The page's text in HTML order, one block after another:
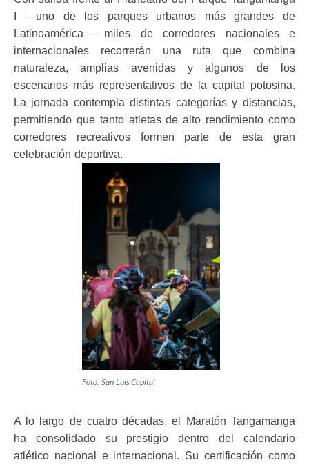
I —uno de los parques urbanos más grandes de
Latinoamérica— miles de corredores nacionales e
internacionales recorrerán una ruta que combina
naturaleza, amplias avenidas y algunos de los
escenarios más representativos de la capital potosina.
La jornada contempla distintas categorías y distancias,
permitiendo que tanto atletas de alto rendimiento como
corredores recreativos formen parte de esta gran
celebración deportiva.
Foto: San Luis Capital
A lo largo de cuatro décadas, el Maratón Tangamanga
ha consolidado su prestigio dentro del calendario
atlético nacional e internacional. Su certificación como